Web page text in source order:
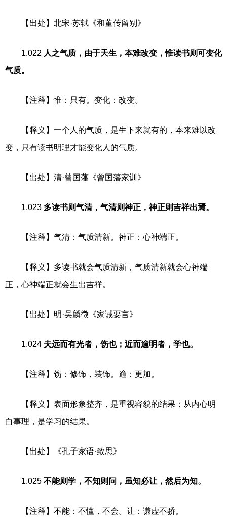
【出处】北宋·苏轼《和董传留别》
1.022 人之气质，由于天生，本难改变，惟读书则可变化
气质。
【注释】惟：只有。变化：改变。
【释义】一个人的气质，是生下来就有的，本来难以改
变，只有读书明理才能变化人的气质。
【出处】清·曾国藩《曾国藩家训》
1.023 多读书则气清，气清则神正，神正则吉祥出焉。
【注释】气清：气质清新。神正：心神端正。
【释义】多读书就会气质清新，气质清新就会心神端
正，心神端正就会生出吉祥。
【出处】明·吴麟徵《家诫要言》
1.024 夫远而有光者，饬也；近而逾明者，学也。
【注释】饬：修饰，装饰。逾：更加。
【释义】表面形象整齐，是重视容貌的结果；从内心明
白事理，是学习的结果。
【出处】《孔子家语·致思》
1.025 不能则学，不知则问，虽知必让，然后为知。
【注释】不能：不懂，不会。让：谦虚不骄。